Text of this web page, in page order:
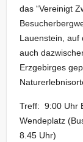
das “Vereinigt
Lauenstein, auf
auch
Erzgebirges
Treff: 9:00 Uhr
Wendeplatz
8.45 Uhr)